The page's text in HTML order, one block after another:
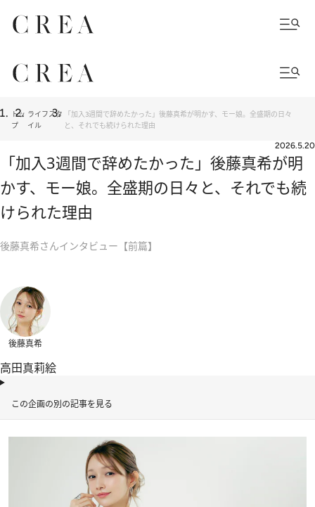
トッ
プ
ライフスタ
イル
「加入3週間で辞めたかった」後藤真希が明かす、モー娘。全盛期の日々
と、それでも続けられた理由
2026.5.20
「加入3週間で辞めたかった」後藤真希が明
かす、モー娘。全盛期の日々と、それでも続
けられた理由
後藤真希さんインタビュー【前篇】
後藤真希
高田真莉絵
この企画の別の記事を見る